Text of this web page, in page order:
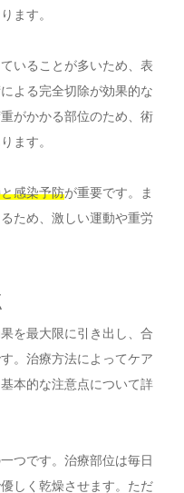
ます。
いることが多いため、表
よる完全切除が効果的な
がかかる部位のため、術
ます。
感染予防が重要です。ま
ため、激しい運動や重労
を最大限に引き出し、合
。治療方法によってケア
本的な注意点について詳
つです。治療部位は毎日
しく乾燥させます。ただ